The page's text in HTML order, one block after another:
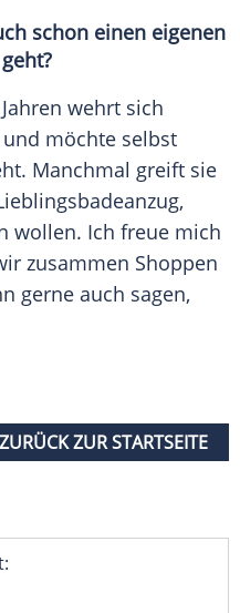
schon einen eigenen
geht?
wehrt sich
möchte selbst
Manchmal greift sie
wollen. Ich freue mich
zusammen Shoppen
gerne auch sagen,
ZURÜCK ZUR STARTSEITE